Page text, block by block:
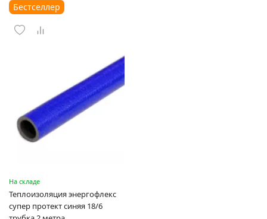
Бестселлер
На складе
Теплоизоляция энергофлекс
супер протект синяя 18/6